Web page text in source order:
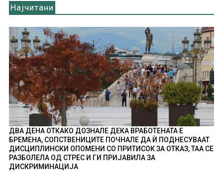
Најчитани
ДВА ДЕНА ОТКАКО ДОЗНАЛЕ ДЕКА ВРАБОТЕНАТА Е
БРЕМЕНА, СОПСТВЕНИЦИТЕ ПОЧНАЛЕ ДА Ѝ ПОДНЕСУВААТ
ДИСЦИПЛИНСКИ ОПОМЕНИ СО ПРИТИСОК ЗА ОТКАЗ, ТАА СЕ
РАЗБОЛЕЛА ОД СТРЕС И ГИ ПРИЈАВИЛА ЗА
ДИСКРИМИНАЦИЈА